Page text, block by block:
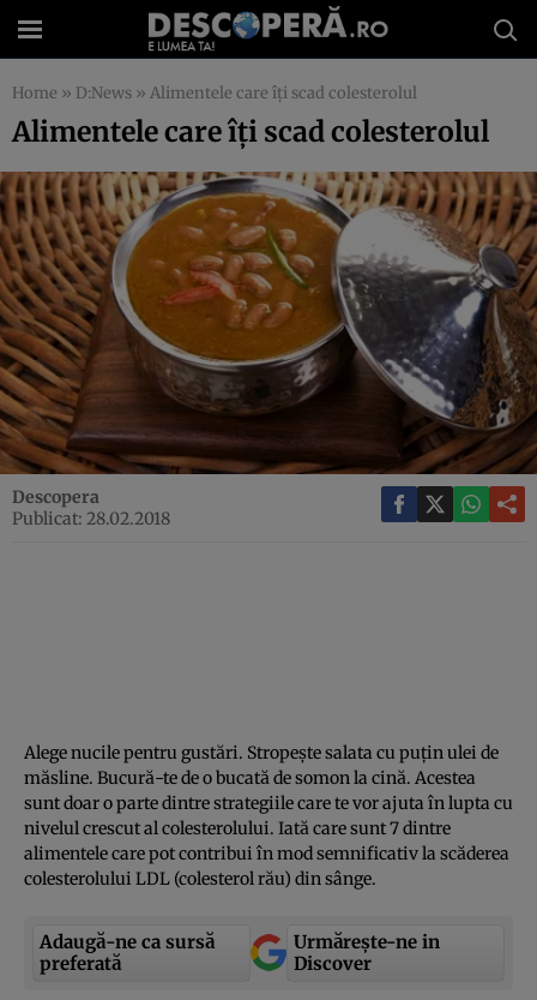
Home » D:News » Alimentele care îţi scad colesterolul
Alimentele care îţi scad colesterolul
Descopera
Publicat: 28.02.2018
Alege nucile pentru gustări. Stropeşte salata cu puţin ulei de
măsline. Bucură-te de o bucată de somon la cină. Acestea
sunt doar o parte dintre strategiile care te vor ajuta în lupta cu
nivelul crescut al colesterolului. Iată care sunt 7 dintre
alimentele care pot contribui în mod semnificativ la scăderea
colesterolului LDL (colesterol rău) din sânge.
Adaugă-ne ca sursă
preferată
Urmărește-ne in
Discover